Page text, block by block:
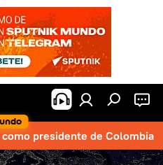
presidente de Colombia